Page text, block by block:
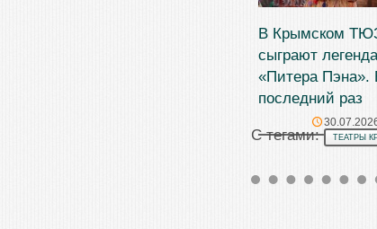
В Крымском
сыграют
«Питера Пэна».
последний раз
С тегами: ТЕАТРЫ